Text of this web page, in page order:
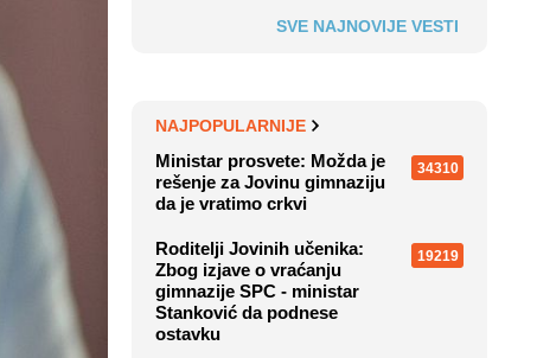
SVE NAJNOVIJE VESTI
NAJPOPULARNIJE
Ministar prosvete: Možda je
rešenje za Jovinu gimnaziju
da je vratimo crkvi
34310
Roditelji Jovinih učenika:
Zbog izjave o vraćanju
gimnazije SPC - ministar
Stanković da podnese
ostavku
19219